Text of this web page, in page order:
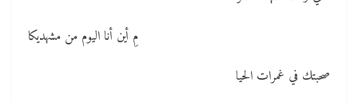
مِ أين أنا اليوم من مشهديكا
صحبتك في غمرات الحيا